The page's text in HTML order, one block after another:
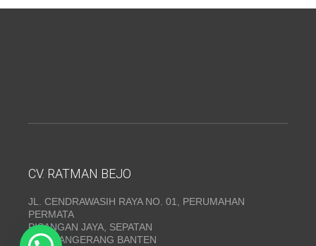
CV. RATMAN BEJO
JL. CENDRAWASIH RAYA NO. 01, PERUMAHAN
PERMATA
PISANGAN JAYA, SEPATAN
KAB. TANGERANG BANTEN